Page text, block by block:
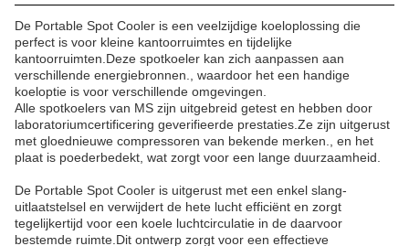
De Portable Spot Cooler is een veelzijdige koeloplossing die
perfect is voor kleine kantoorruimtes en tijdelijke
kantoorruimten.Deze spotkoeler kan zich aanpassen aan
verschillende energiebronnen., waardoor het een handige
koeloptie is voor verschillende omgevingen.
Alle spotkoelers van MS zijn uitgebreid getest en hebben door
laboratoriumcertificering geverifieerde prestaties.Ze zijn uitgerust
met gloednieuwe compressoren van bekende merken., en het
plaat is poederbedekt, wat zorgt voor een lange duurzaamheid.
De Portable Spot Cooler is uitgerust met een enkel slang-
uitlaatstelsel en verwijdert de hete lucht efficiënt en zorgt
tegelijkertijd voor een koele luchtcirculatie in de daarvoor
bestemde ruimte.Dit ontwerp zorgt voor een effectieve